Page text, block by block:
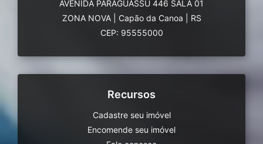
AVENIDA PARAGUASSÚ 446 SALA 01
ZONA NOVA
Capão da Canoa
RS
CEP: 95555000
Recursos
Cadastre seu imóvel
Encomende seu imóvel